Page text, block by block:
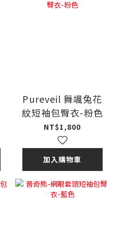
Pureveil 舞颯兔花
紋短袖包臀衣-粉色
NT$1,800
加入購物車